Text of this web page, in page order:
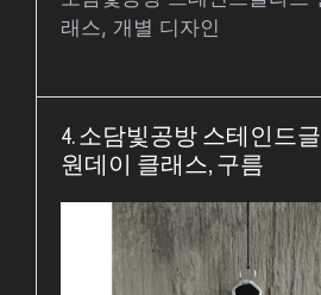
래스, 개별 디자인
4. 소담빛공방 스테인드
원데이 클래스, 구름